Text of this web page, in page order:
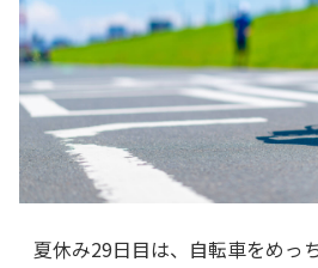
夏休み29日目は、自転車をめっ